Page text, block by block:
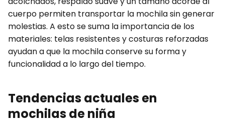
cuerpo permiten transportar la mochila sin generar
molestias. A esto se suma la importancia de los
materiales: telas resistentes y costuras reforzadas
ayudan a que la mochila conserve su forma y
funcionalidad a lo largo del tiempo.
Tendencias actuales en
mochilas de niña